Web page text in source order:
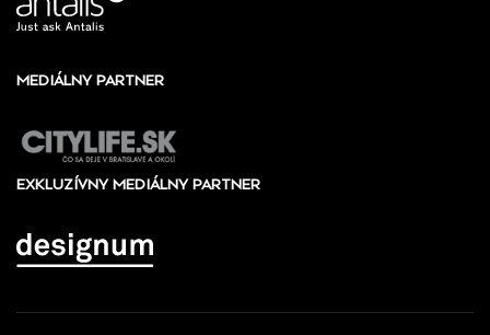
MEDIÁLNY PARTNER
EXKLUZÍVNY MEDIÁLNY PARTNER